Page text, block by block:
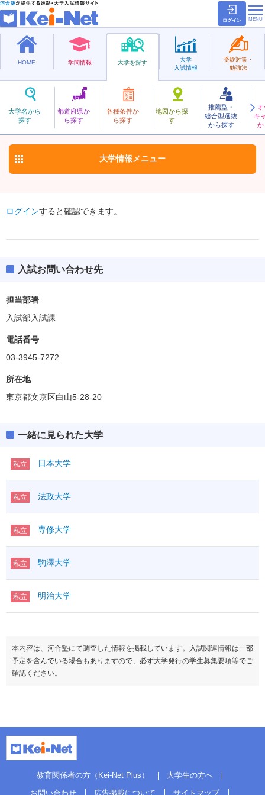
ログイン
HOME 学問情報 大学を探す
大学名から
探す
都道府県か
ら探す
各種条件か
ら探す
地図から探
す
推薦型・
総合型選抜
から探す
キ
か
大学
入試情報
受験対策・
勉強法
私立
とうよう
東洋大学 お気に入り
大学情報 メニュー
ログインすると確認できます。
入試お問い合わせ先
担当部署
入試部入試課
電話番号
03-3945-7272
所在地
東京都文京区白山5-28-20
一緒に見られた大学
私立 日本大学
私立 法政大学
私立 専修大学
私立 駒澤大学
私立 明治大学
本内容は、河合塾にて調査した情報を掲載しています。入試関連情報は一部
予定を含んでいる場合もありますので、必ず大学発行の学生募集要項等でご
確認ください。
教育関係者の方（Kei-Net Plus）
大学生の方へ
お問い合わせ
広告掲載について サイトマップ